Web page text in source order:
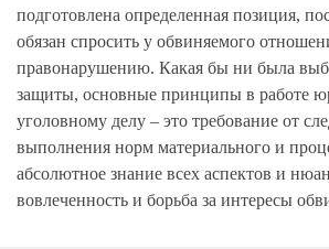
подготовлена определенная позиция,
обязан спросить у обвиняемого
правонарушению. Какая бы ни была
защиты, основные принципы в работе
уголовному делу – это требование от
выполнения норм материального и
абсолютное знание всех аспектов и
вовлеченность и борьба за интересы